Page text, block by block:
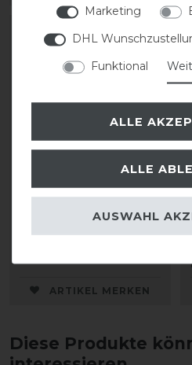
DeNiro Sporenriemen
ARTIKEL MERKEN
1
Diese Produkte
Marketing
DHL
Funktional
ALLE
ALLE
AUSWAHL